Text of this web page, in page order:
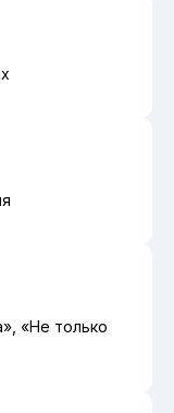
«Не только